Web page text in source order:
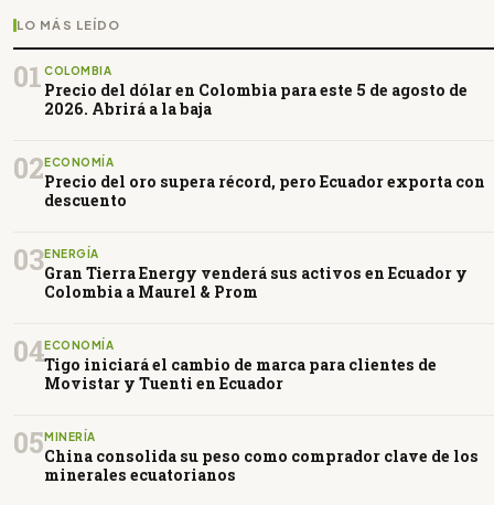
LO MÁS LEÍDO
01 COLOMBIA
Precio del dólar en Colombia para este 5 de agosto de
2026. Abrirá a la baja
02ECONOMÍA
Precio del oro supera récord, pero Ecuador exporta con
descuento
03ENERGÍA
Gran Tierra Energy venderá sus activos en Ecuador y
Colombia a Maurel & Prom
04ECONOMÍA
Tigo iniciará el cambio de marca para clientes de
Movistar y Tuenti en Ecuador
05MINERÍA
China consolida su peso como comprador clave de los
minerales ecuatorianos